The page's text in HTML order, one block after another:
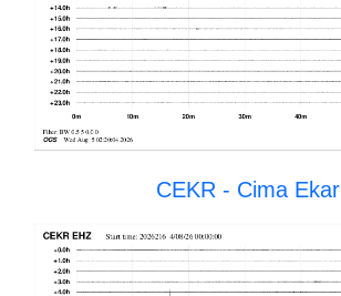
CEKR - Cima Ekar